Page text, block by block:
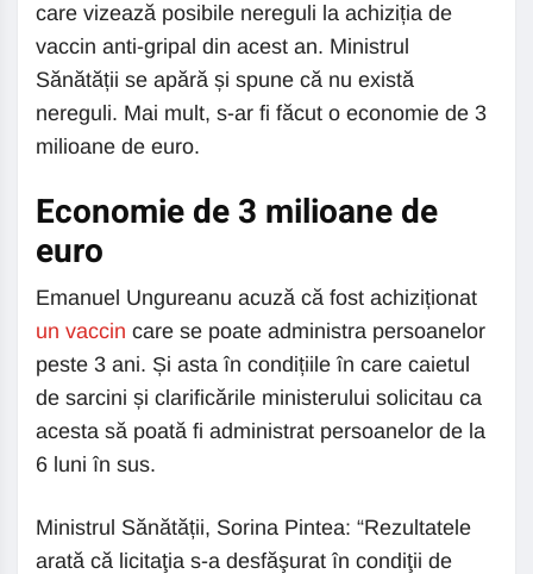
care vizează posibile nereguli la achiziția de
vaccin anti-gripal din acest an. Ministrul
Sănătății se apără și spune că nu există
nereguli. Mai mult, s-ar fi făcut o economie de 3
milioane de euro.
Economie de 3 milioane de
euro
Emanuel Ungureanu acuză că fost achiziționat
un vaccin care se poate administra persoanelor
peste 3 ani. Și asta în condițiile în care caietul
de sarcini și clarificările ministerului solicitau ca
acesta să poată fi administrat persoanelor de la
6 luni în sus.
Ministrul Sănătății, Sorina Pintea: “Rezultatele
arată că licitaţia s-a desfăşurat în condiţii de